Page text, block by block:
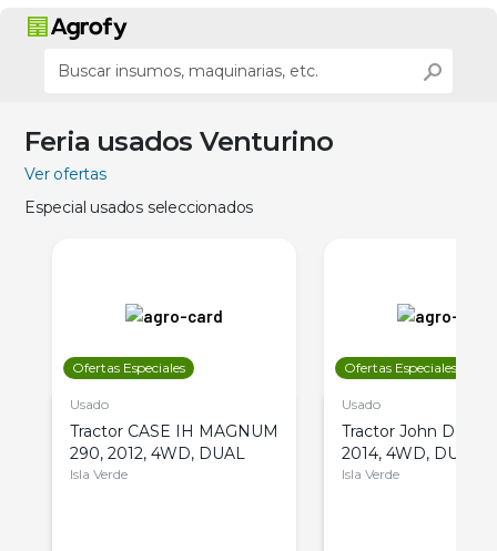
Feria usados Venturino
Ver ofertas
Especial usados seleccionados
Ofertas Especiales
Usado
Tractor CASE IH MAGNUM
290, 2012, 4WD, DUAL
Isla Verde
Ofertas Especiales
Usado
Tractor John Deere
2014, 4WD, DUAL
Isla Verde